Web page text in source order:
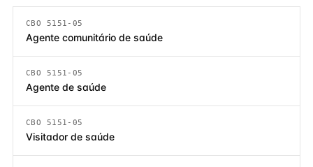
CBO 5151-05
Agente comunitário de saúde
CBO 5151-05
Agente de saúde
CBO 5151-05
Visitador de saúde